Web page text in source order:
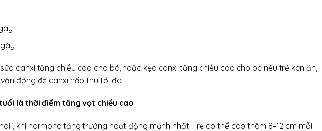
canxi tăng chiều cao cho bé, hoặc kẹo canxi tăng chiều cao cho bé nếu trẻ kén ăn,
động để canxi hấp thu tối đa.
là thời điểm tăng vọt chiều cao
khi hormone tăng trưởng hoạt động mạnh nhất. Trẻ có thể cao thêm 8–12 cm mỗi